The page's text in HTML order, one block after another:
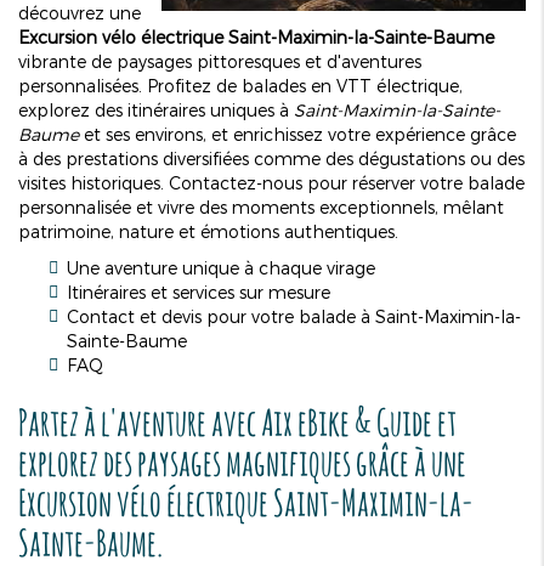
découvrez une
Excursion vélo électrique Saint-Maximin-la-Sainte-Baume
vibrante de paysages pittoresques et d'aventures
personnalisées. Profitez de balades en VTT électrique,
explorez des itinéraires uniques à Saint-Maximin-la-Sainte-
Baumeet ses environs, et enrichissez votre expérience grâce
à des prestations diversifiées comme des dégustations ou des
visites historiques. Contactez-nous pour réserver votre balade
personnalisée et vivre des moments exceptionnels, mêlant
patrimoine, nature et émotions authentiques.
Une aventure unique à chaque virage
Itinéraires et services sur mesure
Contact et devis pour votre balade à Saint-Maximin-la-
Sainte-Baume
FAQ
Partez à l'aventure avec Aix eBike & Guide et
explorez des paysages magnifiques grâce à une
Excursion vélo électrique Saint-Maximin-la-
Sainte-Baume.